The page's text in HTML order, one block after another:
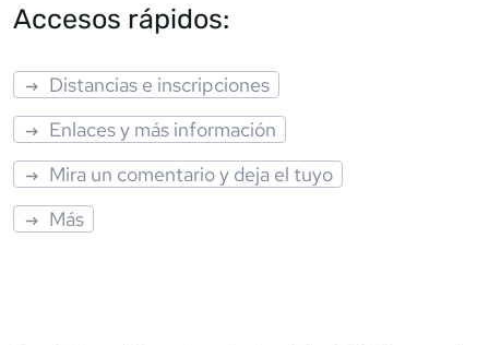
Accesos rápidos:
Distancias e inscripciones
Enlaces y más información
Mira un comentario y deja el tuyo
Más